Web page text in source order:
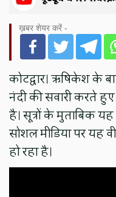
ख़बर शेयर करें -
कोटद्वार। ऋषिकेश के
नंदी की सवारी करते
है। सूत्रों के मुताबिक यह
सोशल मीडिया पर यह
हो रहा है।